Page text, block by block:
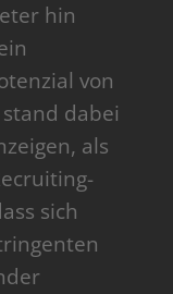
hin
von
dabei
als
sich